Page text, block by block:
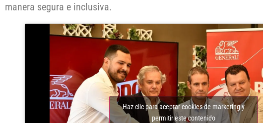
manera segura e inclusiva.
Haz clic para aceptar cookies de marketing y
permitir este contenido